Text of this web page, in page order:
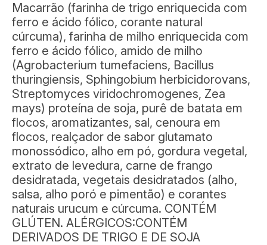
Macarrão (farinha de trigo enriquecida com
ferro e ácido fólico, corante natural
cúrcuma), farinha de milho enriquecida com
ferro e ácido fólico, amido de milho
(Agrobacterium tumefaciens, Bacillus
thuringiensis, Sphingobium herbicidorovans,
Streptomyces viridochromogenes, Zea
mays) proteína de soja, purê de batata em
flocos, aromatizantes, sal, cenoura em
flocos, realçador de sabor glutamato
monossódico, alho em pó, gordura vegetal,
extrato de levedura, carne de frango
desidratada, vegetais desidratados (alho,
salsa, alho poró e pimentão) e corantes
naturais urucum e cúrcuma. CONTÉM
GLÚTEN. ALÉRGICOS:CONTÉM
DERIVADOS DE TRIGO E DE SOJA